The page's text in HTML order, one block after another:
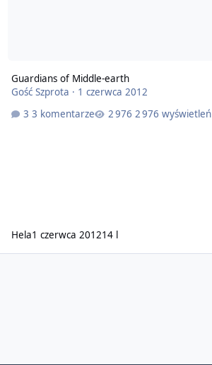
Guardians of Middle-earth
Gość Szprota · 1 czerwca 2012
3 komentarze
2 976 wyświetleń
Hela1 czerwca 201214 l